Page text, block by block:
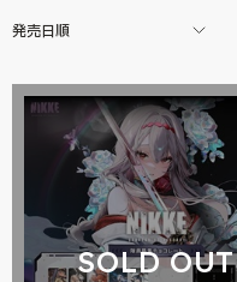
発売日順
SOLD OUT